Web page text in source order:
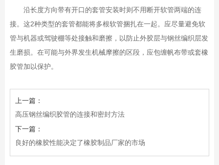
沿长度方向带有开口的套管安装时则不用断开软管两端的连
接。这2种类型的套管都能将多根软管捆扎在一起。应尽量避免软
管与机器或驾驶棚等处接触和磨擦，以防止外胶层与钢丝编织层发
生磨损。在可能与外界发生机械摩擦的区段，应包缠帆布带或套橡
胶管加以保护。
上一篇：
高压钢丝编织胶管的连接和密封方法
下一篇：
良好的橡胶性能决定了橡胶制品厂家的市场